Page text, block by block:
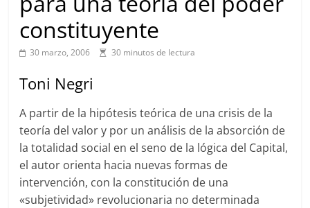
constituyente
30 marzo, 2006 30 minutos de lectura
Toni Negri
A partir de la hipótesis teórica de una crisis de la
teoría del valor y por un análisis de la absorción de
la totalidad social en el seno de la lógica del Capital,
el autor orienta hacia nuevas formas de
intervención, con la constitución de una
«subjetividad» revolucionaria no determinada